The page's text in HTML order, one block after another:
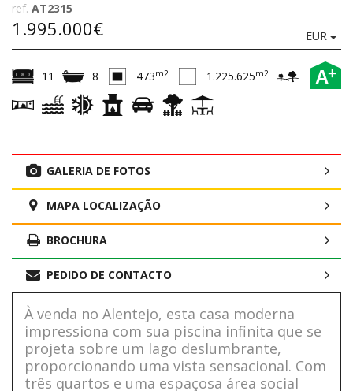
ref. AT2315
1.995.000€ EUR
A+
11 8 473m2 1.225.625m2
GALERIA DE FOTOS
MAPA LOCALIZAÇÃO
BROCHURA
PEDIDO DE CONTACTO
À venda no Alentejo, esta casa moderna
impressiona com sua piscina infinita que se
projeta sobre um lago deslumbrante,
proporcionando uma vista sensacional. Com
três quartos e uma espaçosa área social